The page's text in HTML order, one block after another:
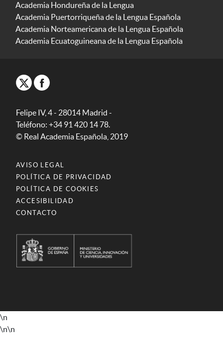
Academia Hondureña de la Lengua
Academia Puertorriqueña de la Lengua Española
Academia Norteamericana de la Lengua Española
Academia Ecuatoguineana de la Lengua Española
Felipe IV, 4 - 28014 Madrid -
Teléfono: +34 91 420 14 78.
© Real Academia Española, 2019
AVISO LEGAL
POLÍTICA DE PRIVACIDAD
POLÍTICA DE COOKIES
ACCESIBILIDAD
CONTACTO
\n
\n\n